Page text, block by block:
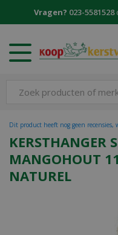
Vragen? 023-5581528
KERSTHANGER
MANGOHOUT
NATUREL
Dit product heeft nog geen recensies,